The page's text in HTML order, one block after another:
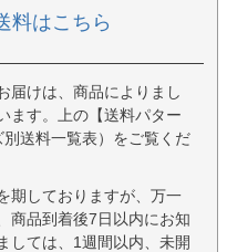
料はこちら
届けは、商品によりまし
ます。上の【送料パター
送料一覧表）をご覧くだ
期しておりますが、万一
商品到着後7日以内にお知
しては、1週間以内、未開